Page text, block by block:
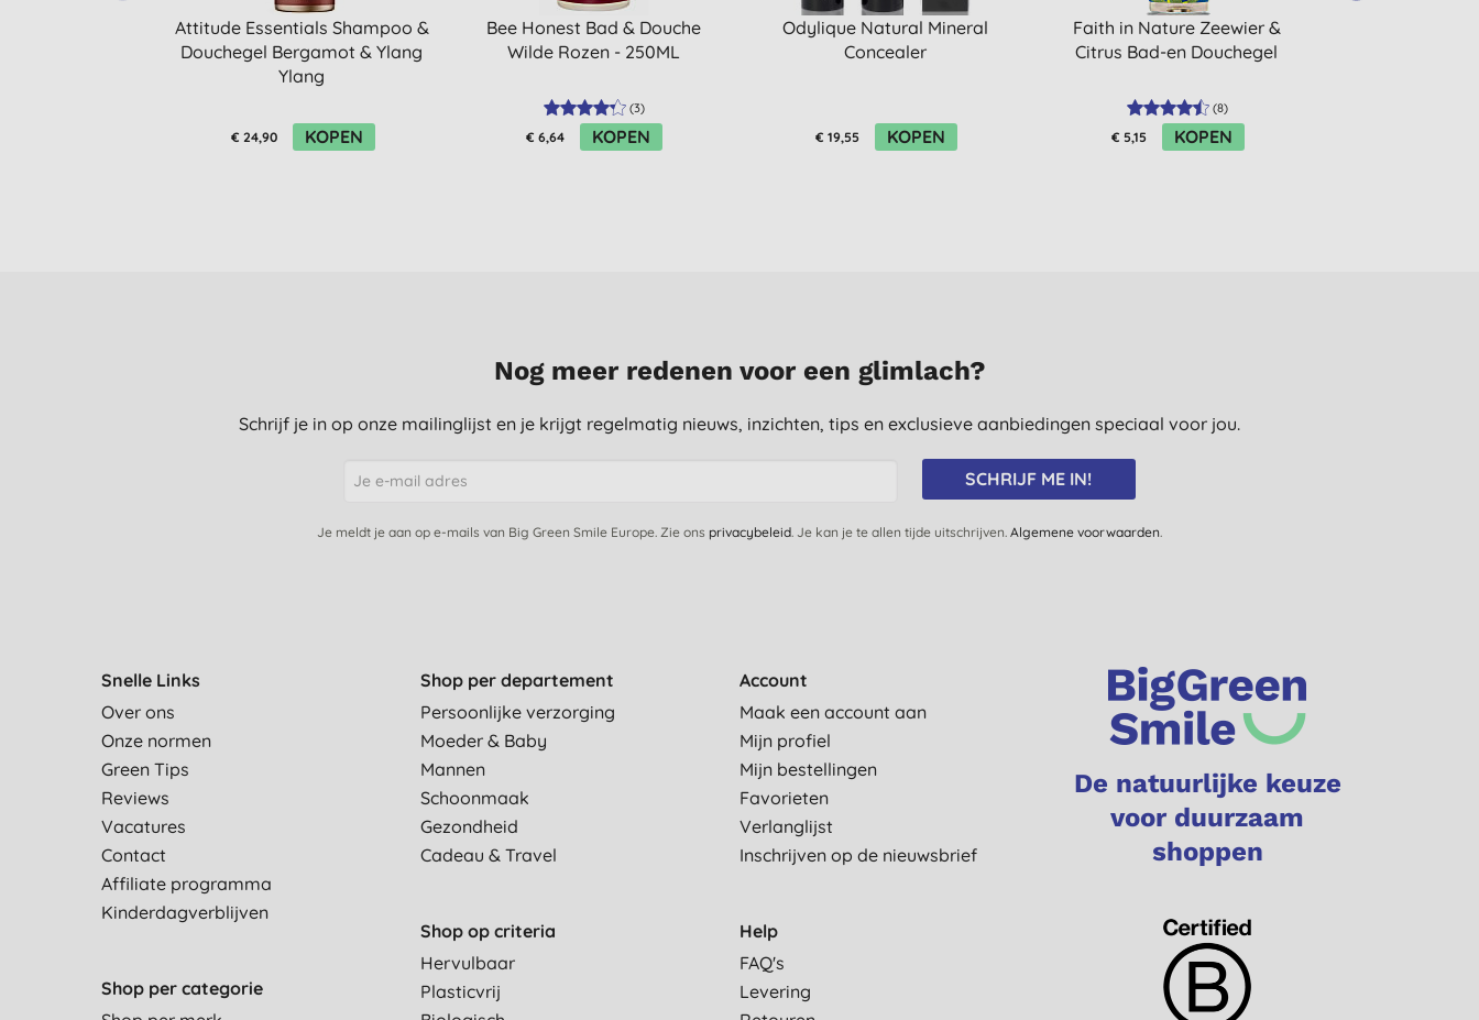
Attitude Essentials Shampoo &
Douchegel Bergamot & Ylang
Ylang
€ 24,90 KOPEN
Bee Honest Bad & Douche
Wilde Rozen - 250ML
(3)
€ 6,64 KOPEN
Odylique Natural Mineral
Concealer
€ 19,55 KOPEN
Faith in Nature Zeewier &
Citrus Bad-en Douchegel
(8)
€ 5,15 KOPEN
Nog meer redenen voor een glimlach?
Schrijf je in op onze mailinglijst en je krijgt regelmatig nieuws, inzichten, tips en exclusieve aanbiedingen speciaal voor jou.
SCHRIJF ME IN!
Je meldt je aan op e-mails van Big Green Smile Europe. Zie ons privacybeleid. Je kan je te allen tijde uitschrijven. Algemene voorwaarden.
Snelle Links
Over ons
Onze normen
Green Tips
Reviews
Vacatures
Contact
Affiliate programma
Kinderdagverblijven
Shop per categorie
Shop per departement
Persoonlijke verzorging
Moeder & Baby
Mannen
Schoonmaak
Gezondheid
Cadeau & Travel
Shop op criteria
Hervulbaar
Plasticvrij
Account
Maak een account aan
Mijn profiel
Mijn bestellingen
Favorieten
Verlanglijst
Inschrijven op de nieuwsbrief
Help
FAQ's
Levering
De natuurlijke keuze
voor duurzaam
shoppen